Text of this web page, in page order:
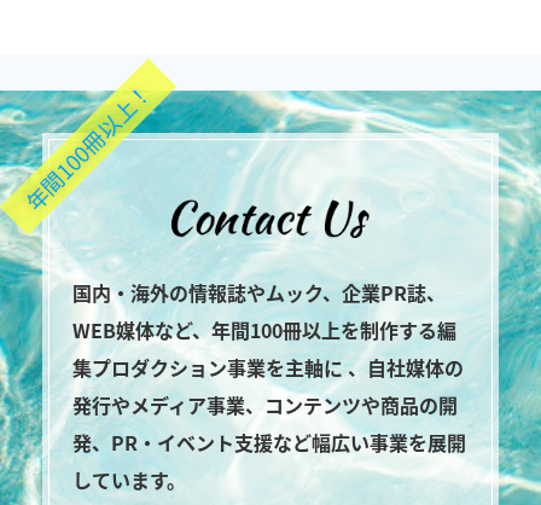
年間100冊以上！
国内・海外の情報誌やムック、企業PR誌、
WEB媒体など、年間100冊以上を制作する編
集プロダクション事業を主軸に 、自社媒体の
発行やメディア事業、コンテンツや商品の開
発、PR・イベント支援など幅広い事業を展開
しています。